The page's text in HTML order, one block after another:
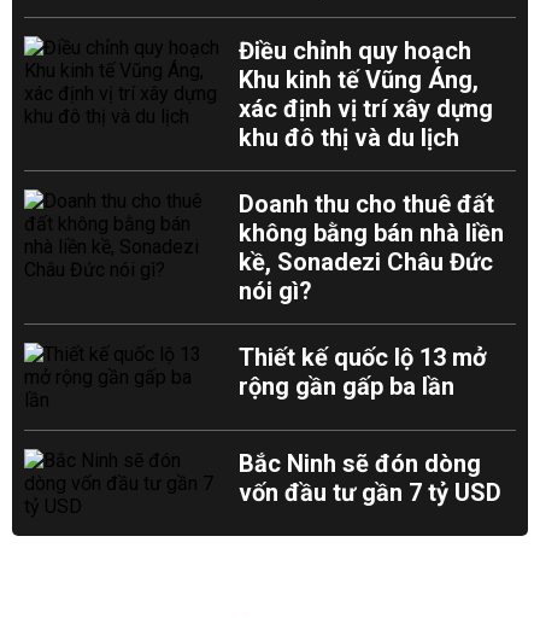
Điều chỉnh quy hoạch
Khu kinh tế Vũng Áng,
xác định vị trí xây dựng
khu đô thị và du lịch
Doanh thu cho thuê đất
không bằng bán nhà liền
kề, Sonadezi Châu Đức
nói gì?
Thiết kế quốc lộ 13 mở
rộng gần gấp ba lần
Bắc Ninh sẽ đón dòng
vốn đầu tư gần 7 tỷ USD